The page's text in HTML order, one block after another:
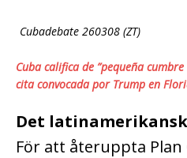
Cubadebate 260308 (ZT)
Cuba califica de ”pequeña
cita convocada por Trump en
Det
För att återuppta Plan